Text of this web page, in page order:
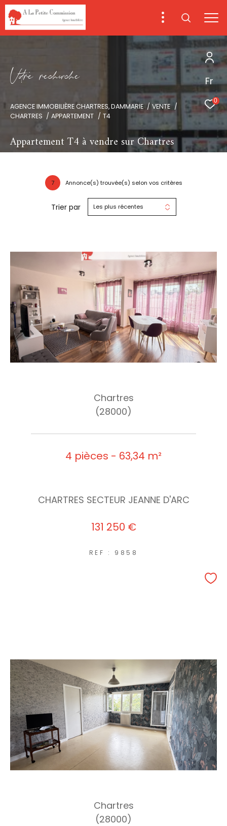
Fr
0
Vore recece
AGENCE IMMOBILIÈRE CHARTRES, DAMMARIE
VENTE
CHARTRES
APPARTEMENT T4
Appartement T4 à vendre sur Chartres
7 Annonce(s) trouvée(s) selon vos critères
Trier par Les plus récentes
Chartres
(28000)
4 pièces - 63,34 m²
CHARTRES SECTEUR JEANNE D'ARC
131 250 €
REF : 9858
Chartres
(28000)